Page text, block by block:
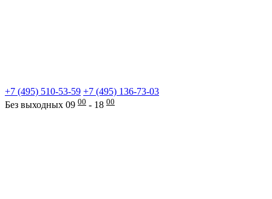
+7 (495) 510-53-59 +7 (495) 136-73-03
Без выходных 09 00 - 18 00